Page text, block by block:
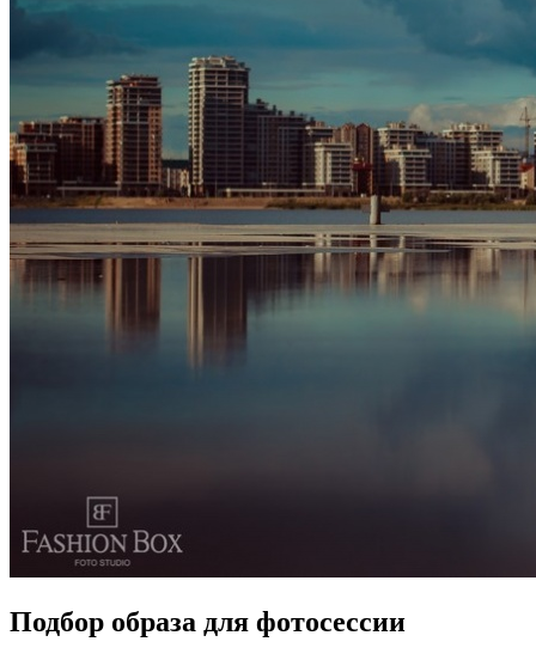
Подбор образа для фотосессии